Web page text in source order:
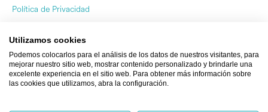
Política de Privacidad
by Pukkas
Utilizamos cookies
Podemos colocarlos para el análisis de los datos de nuestros visitantes, para
mejorar nuestro sitio web, mostrar contenido personalizado y brindarle una
excelente experiencia en el sitio web. Para obtener más información sobre
las cookies que utilizamos, abra la configuración.